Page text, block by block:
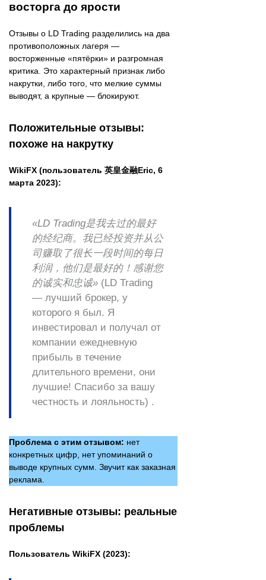
восторга до ярости
Отзывы о LD Trading разделились на два
противоположных лагеря —
восторженные «пятёрки» и разгромная
критика. Это характерный признак либо
накрутки, либо того, что мелкие суммы
выводят, а крупные — блокируют.
Положительные отзывы:
похоже на накрутку
WikiFX (пользователь 英皇金融Eric, 6
марта 2023):
«LD Trading是我去过的最好
的经纪商。我已经投资并从公
司赚取了很长一段时间的每日
利润，他们是最好的！感谢您
的诚实和忠诚» (LD Trading
— лучший брокер, у
которого я был. Я
инвестировал и получал от
компании ежедневную
прибыль в течение
длительного времени, они
лучшие! Спасибо за вашу
честность и лояльность) .
Проблема с этим отзывом: нет
конкретных цифр, нет упоминаний о
выводе крупных сумм. Звучит как заказная
реклама.
Негативные отзывы: реальные
проблемы
Пользователь WikiFX (2023):